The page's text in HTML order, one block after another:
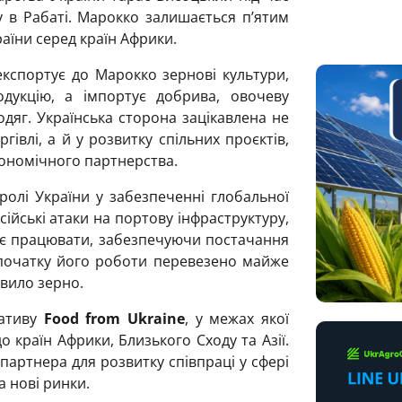
в Рабаті. Марокко залишається п’ятим
серед країн Африки.
до Марокко зернові культури,
а імпортує добрива, овочеву
Українська сторона зацікавлена не
а й у розвитку спільних проєктів,
партнерства.
України у забезпеченні глобальної
атаки на портову інфраструктуру,
працювати, забезпечуючи постачання
початку його роботи перевезено майже
зерно.
Food from Ukraine, у межах якої
країн Африки, Близького Сходу та Азії.
для розвитку співпраці у сфері
нові ринки.